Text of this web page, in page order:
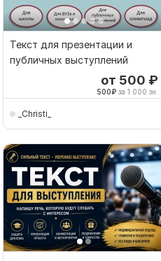
Текст для презентации и
публичных выступлений
от 500 ₽
500₽ за 1 000 зн.
_Christi_